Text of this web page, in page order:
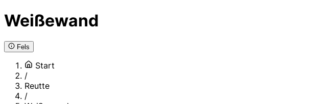
Weißewand
Fels
Start
/
Reutte
/